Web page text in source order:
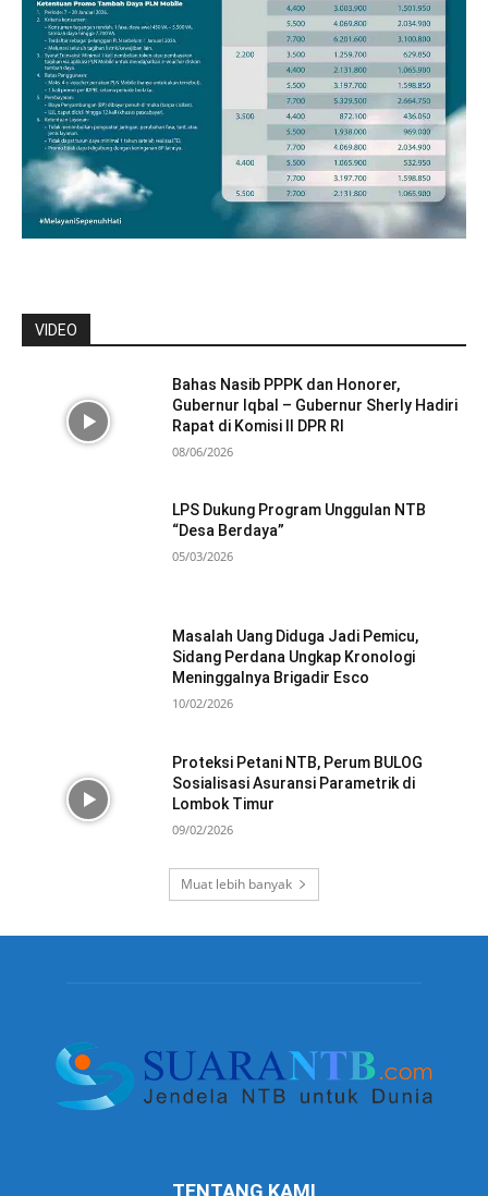
VIDEO
Bahas Nasib PPPK dan Honorer,
Gubernur Iqbal – Gubernur Sherly Hadiri
Rapat di Komisi II DPR RI
08/06/2026
LPS Dukung Program Unggulan NTB
“Desa Berdaya”
05/03/2026
Masalah Uang Diduga Jadi Pemicu,
Sidang Perdana Ungkap Kronologi
Meninggalnya Brigadir Esco
10/02/2026
Proteksi Petani NTB, Perum BULOG
Sosialisasi Asuransi Parametrik di
Lombok Timur
09/02/2026
Muat lebih banyak
TENTANG KAMI